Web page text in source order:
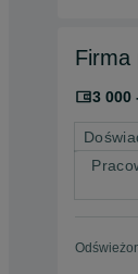
Firma
3 000